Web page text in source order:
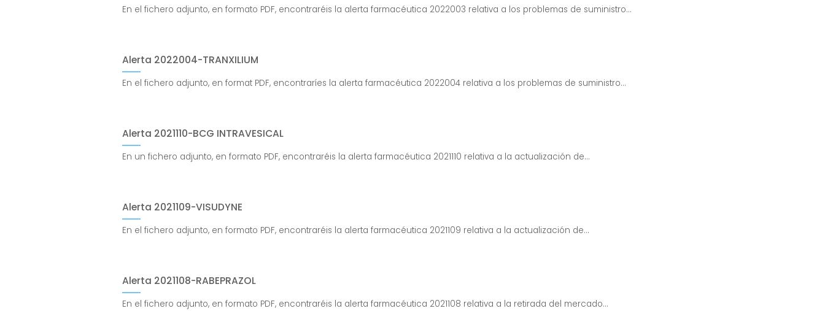
En el fichero adjunto, en formato PDF, encontraréis la alerta farmacéutica 2022003 relativa a los problemas de suministro...
Alerta 2022004-TRANXILIUM
En el fichero adjunto, en format PDF, encontraríes la alerta farmacéutica 2022004 relativa a los problemas de suministro...
Alerta 2021110-BCG INTRAVESICAL
En un fichero adjunto, en formato PDF, encontraréis la alerta farmacéutica 2021110 relativa a la actualización de...
Alerta 2021109-VISUDYNE
En el fichero adjunto, en formato PDF, encontraréis la alerta farmacéutica 2021109 relativa a la actualización de...
Alerta 2021108-RABEPRAZOL
En el fichero adjunto, en formato PDF, encontraréis la alerta farmacéutica 2021108 relativa a la retirada del mercado...